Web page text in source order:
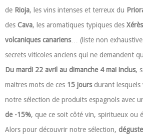
de Rioja, les vins intenses et terreux du
des Cava, les aromatiques typiques des Xérès
volcaniques canariens… (liste non
secrets viticoles anciens qui ne demandent
Du mardi 22 avril au dimanche 4 mai inclus,
maitres mots de ces 15 joursdurant lesquels
notre sélection de produits espagnols avec
de -15%, que ce soit côté vin, spiritueux ou
Alors pour découvrir notre sélection,